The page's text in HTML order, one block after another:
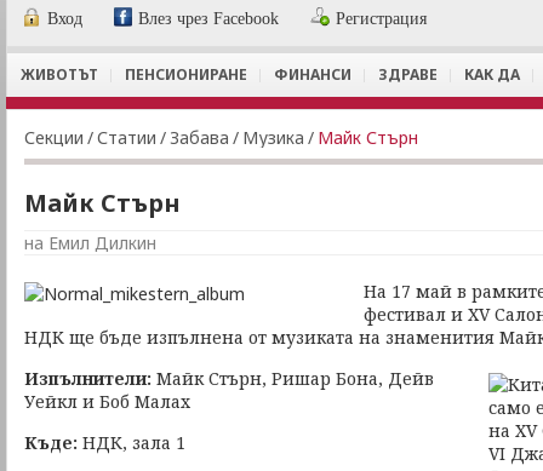
Вход Влез чрез Facebook Регистрация
ЖИВОТЪТ ПЕНСИОНИРАНЕ ФИНАНСИ ЗДРАВЕ КАК ДА
Секции /Статии / Забава / Музика / Майк Стърн
Майк Стърн
на Емил Дилкин
На 17 май в
фестивал и ХV
НДК ще бъде изпълнена от музиката на знаменития
Изпълнители: Майк Стърн, Ришар Бона, Дейв
Уейкл и Боб Малах
Къде: НДК, зала 1